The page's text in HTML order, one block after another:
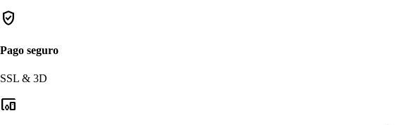
verified_user
Pago seguro
SSL & 3D
devices_other